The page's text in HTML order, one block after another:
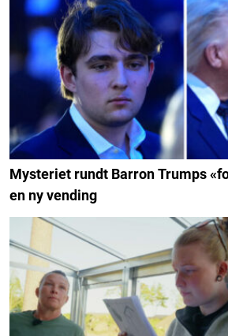
Mysteriet rundt Barron Trumps
en ny vending